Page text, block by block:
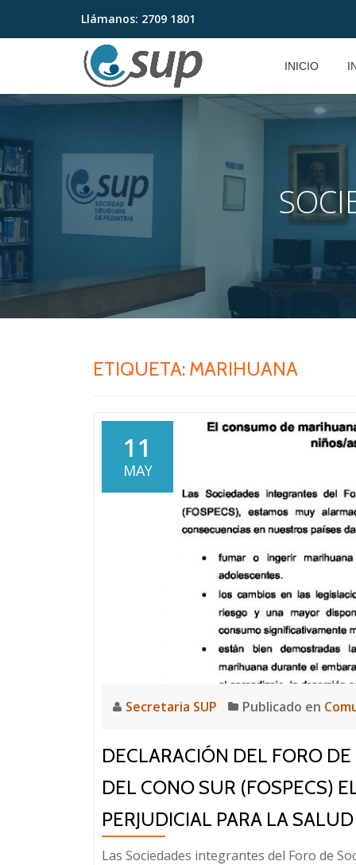
Saltar
Llámanos: 2709 1801
INICIO
ETIQUETA: MARIHUANA
11
MAY
Secretaria SUP Publicado en
DECLARACIÓN DEL FORO
DEL CONO SUR (FOSPECS)
PERJUDICIAL PARA LA
Las Sociedades integrantes del Foro de